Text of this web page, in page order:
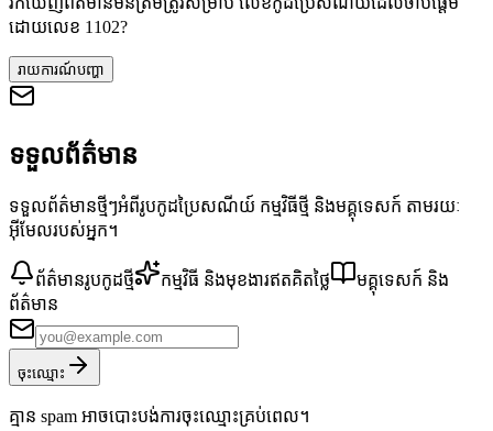
ដោយលេខ 1102?
រាយការណ៍បញ្ហា
ទទួលព័ត៌មាន
ទទួលព័ត៌មានថ្មីៗអំពីរូបកូដប្រៃសណីយ៍ កម្មវិធីថ្មី និងមគ្គុទេសក៍ តាមរយៈ
អ៊ីមែលរបស់អ្នក។
ព័ត៌មានរូបកូដថ្មី កម្មវិធី និងមុខងារឥតគិតថ្លៃ
មគ្គុទេសក៍ និង
ព័ត៌មាន
ចុះឈ្មោះ
គ្មាន spam អាចបោះបង់ការចុះឈ្មោះគ្រប់ពេល។